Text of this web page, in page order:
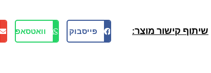
שיתוף קישור מוצר: פייסבוק וואטסאפ